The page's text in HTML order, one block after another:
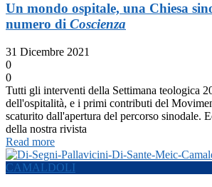
Un mondo ospitale, una Chiesa
numero di Coscienza
31 Dicembre 2021
0
0
Tutti gli interventi della Settimana teologica
dell'ospitalità, e i primi contributi del
scaturito dall'apertura del percorso sinodale.
della nostra rivista
Read more
CAMALDOLI